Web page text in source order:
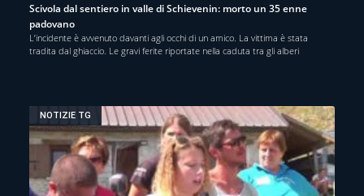
Scivola dal sentiero in valle di Schievenin: morto un 35 enne
padovano
L’incidente è avvenuto davanti agli occhi di un amico. La vittima è stata
tradita dal ghiaccio. Le gravi ferite riportate nella caduta tra gli alberi
NOTIZIE TG